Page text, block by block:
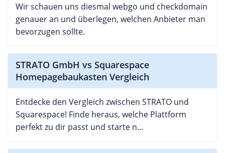
Wir schauen uns diesmal webgo und checkdomain
genauer an und überlegen, welchen Anbieter man
bevorzugen sollte.
STRATO GmbH vs Squarespace
Homepagebaukasten Vergleich
Entdecke den Vergleich zwischen STRATO und
Squarespace! Finde heraus, welche Plattform
perfekt zu dir passt und starte n...